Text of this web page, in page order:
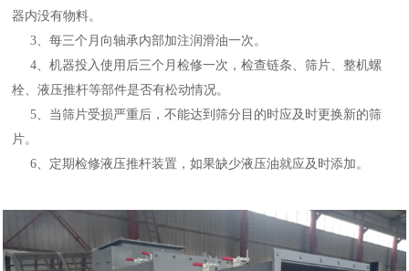
器内没有物料。
3、每三个月向轴承内部加注润滑油一次。
4、机器投入使用后三个月检修一次，检查链条、筛片、整机螺
栓、液压推杆等部件是否有松动情况。
5、当筛片受损严重后，不能达到筛分目的时应及时更换新的筛
片。
6、定期检修液压推杆装置，如果缺少液压油就应及时添加。